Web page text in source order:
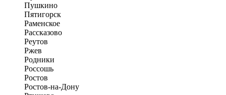
Пушкино
Пятигорск
Раменское
Рассказово
Реутов
Ржев
Родники
Россошь
Ростов
Ростов-на-Дону